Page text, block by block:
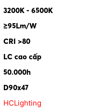
3200K - 6500K
≥95Lm/W
CRI >80
LC cao cấp
50.000h
D90x47
HCLighting